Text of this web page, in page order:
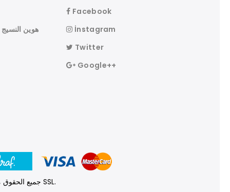
Facebook
İnstagram
Twitter
Google++
© 2026 جميع الحقوق محفوظة. محمية معلومات بطاقة الائتمان الخاصة بك عن طريق 256 بت SSL.